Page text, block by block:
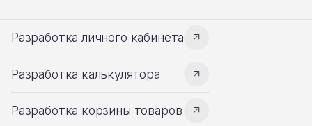
Разработка личного кабинета
Разработка калькулятора
Разработка корзины товаров